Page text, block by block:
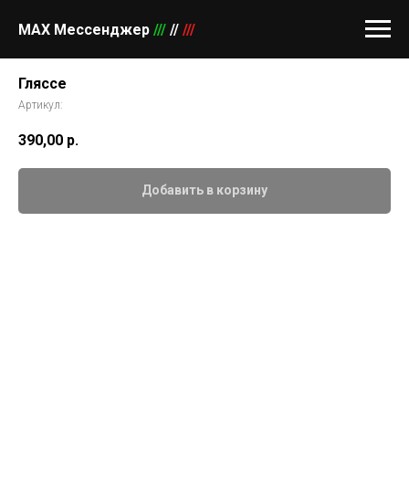
MAX Мессенджер /// // ///
Гляссе
Артикул:
390,00 р.
Добавить в корзину